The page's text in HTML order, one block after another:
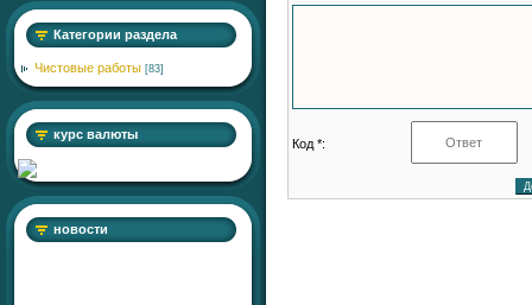
Категории раздела
Чистовые работы [83]
курс валюты
новости
Код *: